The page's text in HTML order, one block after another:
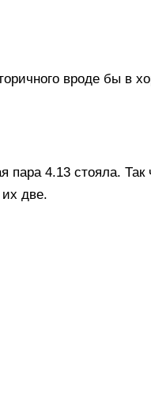
вроде бы в
пара 4.13 стояла.
две.